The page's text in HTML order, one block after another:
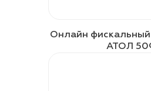
Онлайн фискальный
АТОЛ